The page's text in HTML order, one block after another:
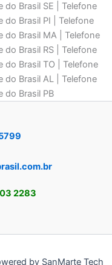
do Brasil SE | Telefone
do Brasil PI | Telefone
do Brasil MA | Telefone
do Brasil RS | Telefone
do Brasil TO | Telefone
do Brasil AL | Telefone
do Brasil PB
2283
by SanMarte Tech